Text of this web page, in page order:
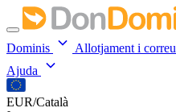
Dominis Allotjament i correu
Ajuda
EUR/Català